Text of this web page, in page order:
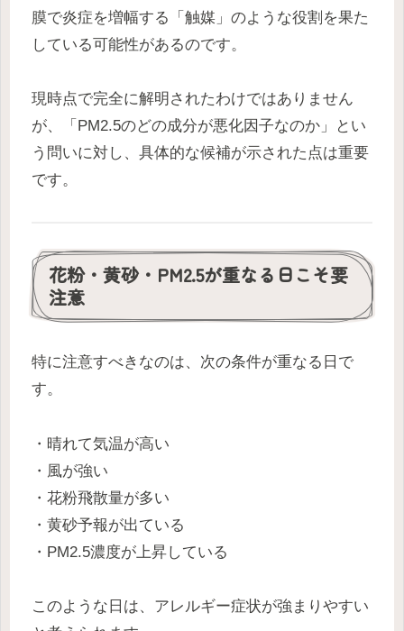
膜で炎症を増幅する「触媒」のような役割を果た
している可能性があるのです。
現時点で完全に解明されたわけではありません
が、「PM2.5のどの成分が悪化因子なのか」とい
う問いに対し、具体的な候補が示された点は重要
です。
花粉・黄砂・PM2.5が重なる日こそ要
注意
特に注意すべきなのは、次の条件が重なる日で
す。
・晴れて気温が高い
・風が強い
・花粉飛散量が多い
・黄砂予報が出ている
・PM2.5濃度が上昇している
このような日は、アレルギー症状が強まりやすい